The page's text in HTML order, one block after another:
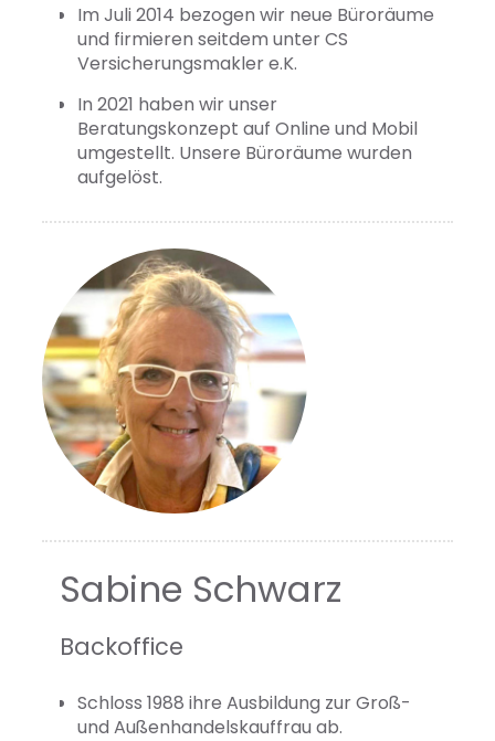
Im Juli 2014 bezogen wir neue Büroräume
und firmieren seitdem unter CS
Versicherungsmakler e.K.
In 2021 haben wir unser
Beratungskonzept auf Online und Mobil
umgestellt. Unsere Büroräume wurden
aufgelöst.
Sabine Schwarz
Backoffice
Schloss 1988 ihre Ausbildung zur Groß-
und Außenhandelskauffrau ab.